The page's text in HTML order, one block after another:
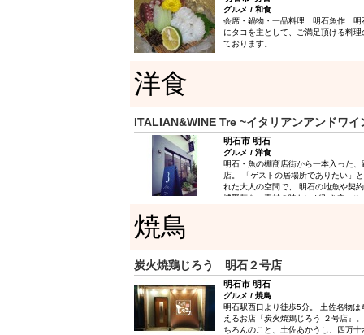
グルメ / 和食
会席・鍋物・一品料理 明石魚作 明
にタコを主として、ご満足頂ける料
ております。
洋食
ITALIAN&WINE Tre ~イタリアンアンドワイ
明石市 明石
グルメ / 洋食
明石・魚の棚商店街から一本入った
店。 「ゲストの居場所でありたい」
れた大人の空間で、 明石の地魚や契
機野菜を、素材の味わいが引き立つ
子会やママ会、デートにぴったり。
がおもてなしをいたしますので、ぜ
くださいませ。
焼鳥
炭火焼鶏じろう 明石２号店
明石市 明石
グルメ / 焼鳥
明石駅西口より徒歩5分。 土佐名物は
えるお店『炭火焼鶏じろう ２号店』
ちろんのこと、土佐あかうし、四万